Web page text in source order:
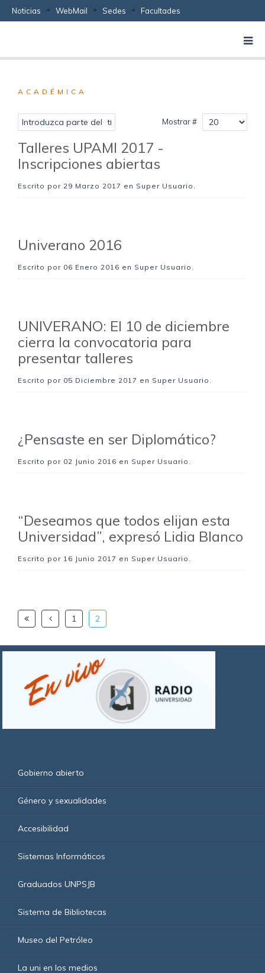
Noticias WebMail Sedes Facultades
ACADÉMICA
Mostrar #
Talleres UPAMI 2017 -
Inscripciones abiertas
Escrito por 29 Marzo 2017 en Super Usuario.
Univerano 2016
Escrito por 06 Enero 2016 en Super Usuario.
UNIVERANO: El 10 de diciembre
cierra la convocatoria para
presentar talleres
Escrito por 05 Diciembre 2017 en Super Usuario.
¿Pensaste en ser Diplomático?
Escrito por 02 Junio 2016 en Super Usuario.
“Deseamos que todos elijan esta
Universidad”, expresó Lidia Blanco
Escrito por 16 Junio 2017 en Super Usuario.
1 2
Gobierno abierto
Género y sexualidades
Accesibilidad
Sistemas Informáticos
Graduados UNPSJB
Sistema de Bibliotecas
Museo del Petróleo
La uni en los medios